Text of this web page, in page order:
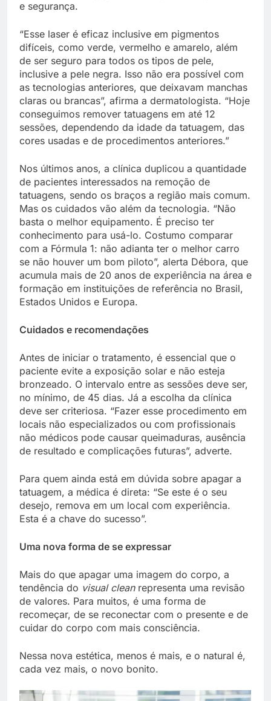
e segurança.
“Esse laser é eficaz inclusive em pigmentos
difíceis, como verde, vermelho e amarelo, além
de ser seguro para todos os tipos de pele,
inclusive a pele negra. Isso não era possível com
as tecnologias anteriores, que deixavam manchas
claras ou brancas”, afirma a dermatologista. “Hoje
conseguimos remover tatuagens em até 12
sessões, dependendo da idade da tatuagem, das
cores usadas e de procedimentos anteriores.”
Nos últimos anos, a clínica duplicou a quantidade
de pacientes interessados na remoção de
tatuagens, sendo os braços a região mais comum.
Mas os cuidados vão além da tecnologia. “Não
basta o melhor equipamento. É preciso ter
conhecimento para usá-lo. Costumo comparar
com a Fórmula 1: não adianta ter o melhor carro
se não houver um bom piloto”, alerta Débora, que
acumula mais de 20 anos de experiência na área e
formação em instituições de referência no Brasil,
Estados Unidos e Europa.
Cuidados e recomendações
Antes de iniciar o tratamento, é essencial que o
paciente evite a exposição solar e não esteja
bronzeado. O intervalo entre as sessões deve ser,
no mínimo, de 45 dias. Já a escolha da clínica
deve ser criteriosa. “Fazer esse procedimento em
locais não especializados ou com profissionais
não médicos pode causar queimaduras, ausência
de resultado e complicações futuras”, adverte.
Para quem ainda está em dúvida sobre apagar a
tatuagem, a médica é direta: “Se este é o seu
desejo, remova em um local com experiência.
Esta é a chave do sucesso”.
Uma nova forma de se expressar
Mais do que apagar uma imagem do corpo, a
tendência do visual cleanrepresenta uma revisão
de valores. Para muitos, é uma forma de
recomeçar, de se reconectar com o presente e de
cuidar do corpo com mais consciência.
Nessa nova estética, menos é mais, e o natural é,
cada vez mais, o novo bonito.